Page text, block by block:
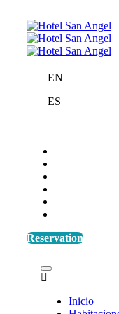
EN
ES
Reservation
Inicio